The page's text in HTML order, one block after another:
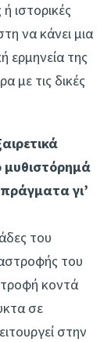
ιστορικές
να κάνει μια
ερμηνεία της
με τις δικές
μυθιστόρημά
γι’
του
του
κοντά
σε
στην